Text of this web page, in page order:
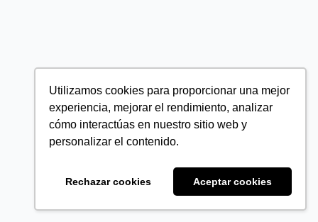
Utilizamos cookies para proporcionar una mejor
experiencia, mejorar el rendimiento, analizar
cómo interactúas en nuestro sitio web y
personalizar el contenido.
Rechazar cookies Aceptar cookies